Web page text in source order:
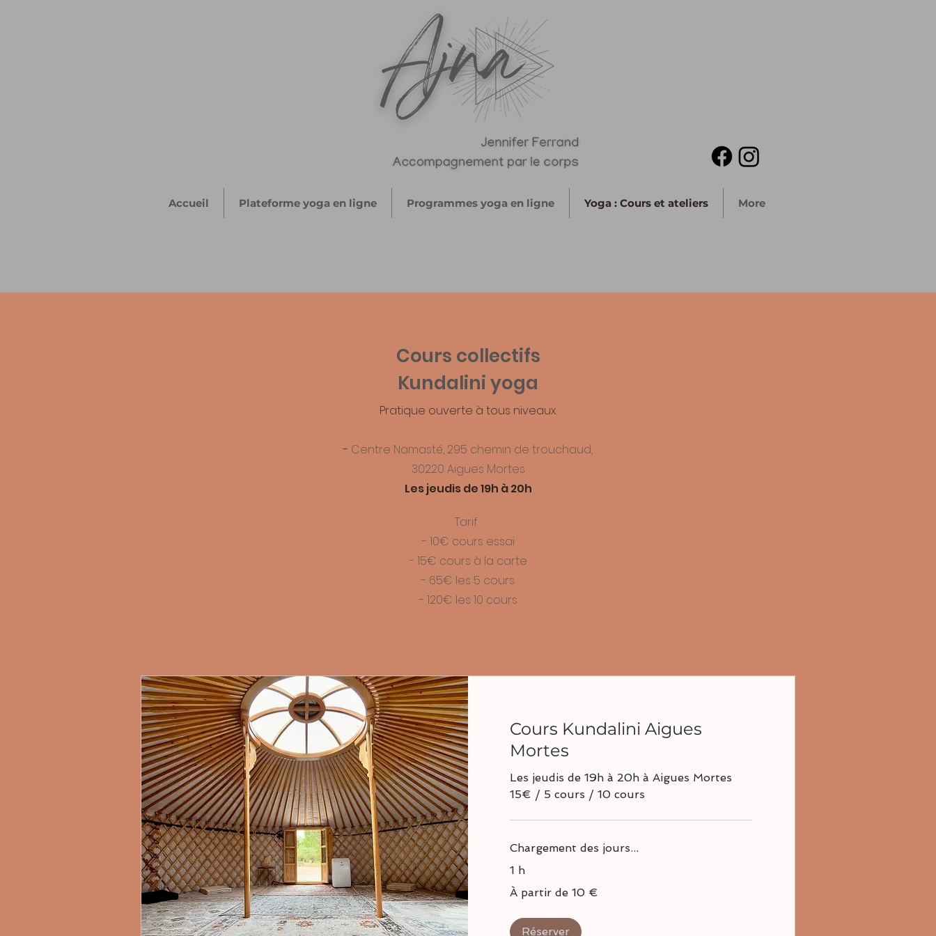
Accueil Plateforme yoga en ligne Programmes yoga en ligne Yoga : Cours et ateliers More
Cours collectifs
Kundalini yoga
Pratique ouverte à tous niveaux.
- Centre Namasté, 295 chemin de trouchaud,
30220 Aigues Mortes
Les jeudis de 19h à 20h
Tarif :
- 10€ cours essai
- 15€ cours à la carte
- 65€ les 5 cours
- 120€ les 10 cours
Cours Kundalini Aigues
Mortes
Les jeudis de 19h à 20h à Aigues Mortes
15€ / 5 cours / 10 cours
Chargement des jours...
1 h
À
partir
À partir de 10 €
Réserver